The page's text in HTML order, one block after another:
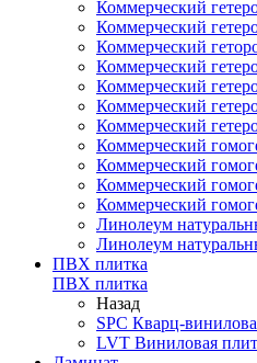
Коммерческий
Коммерческий
Коммерческий
Коммерческий
Коммерческий
Коммерческий
Коммерческий
Коммерческий
Коммерческий
Коммерческий
Коммерческий
Линолеум
Линолеум
ПВХ плитка
ПВХ плитка
Назад
SPC Кварц-
LVT Виниловая